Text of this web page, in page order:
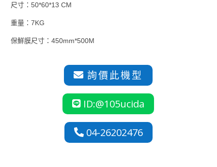
尺寸：50*60*13 CM
重量：7KG
保鮮膜尺寸：450mm*500M
 詢價此機型
 ID:@105ucida
 04-26202476